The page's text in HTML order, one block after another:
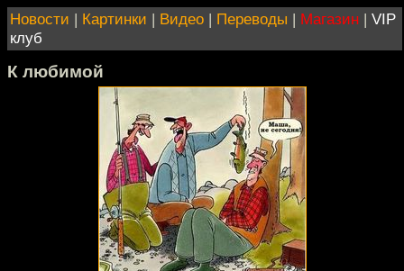
Новости | Картинки | Видео | Переводы | Магазин | VIP
клуб
К любимой